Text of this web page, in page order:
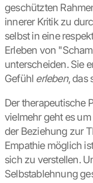
geschützten
innerer Kritik zu
selbst in eine
Erleben von
unterscheiden. Sie
Gefühl erleben, das
Der therapeutische
vielmehr geht es
der Beziehung zur
Empathie möglich
sich zu verstellen.
Selbstablehnung